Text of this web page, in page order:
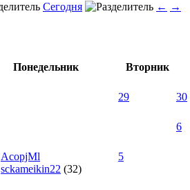
Сегодня ← →
Понедельник Вторник
29 30
AcopjMl
sckameikin22 (32)
5
6